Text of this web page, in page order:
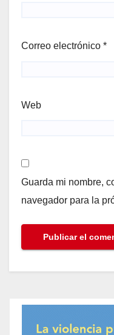
Correo electrónico *
Web
Guarda mi nombre,
navegador para la